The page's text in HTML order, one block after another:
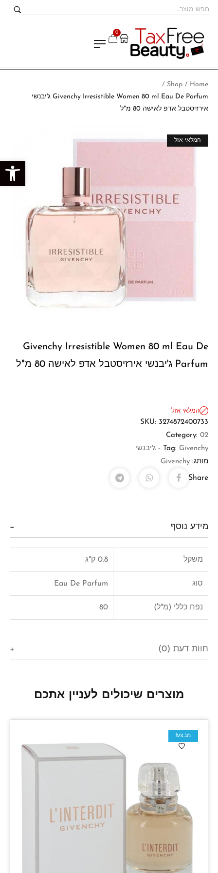
פתח סרגל נגישות
0
Home
/
Shop
/
Givenchy Irresistible Women 80 ml Eau De Parfum ג'יבנשי
אירזיסטבל אדפ לאישה 80 מ"ל
מבצע!
המלאי אזל
Givenchy Irresistible Women 80 ml Eau De
Parfum ג'יבנשי אירזיסטבל אדפ לאישה 80 מ"ל
המלאי אזל
SKU: 3274872400733
Category: 02
Tag: Givenchy - ג'יבנשי
מותג: Givenchy
Share
מידע נוסף
משקל 0.8 ק"ג
סוג Eau De Parfum
נפח כללי (מ"ל) 80
חוות דעת (0)
מוצרים שיכולים לעניין אתכם
מבצע!